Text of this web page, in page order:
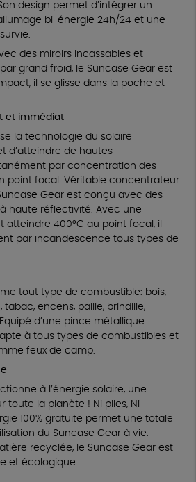
design permet d’intégrer un
bi-énergie 24h/24 et une
des miroirs incassables et
grand froid, le Suncase Gear est
il se glisse dans la poche et
et immédiat
la technologie du solaire
d’atteindre de hautes
par concentration des
point focal. Véritable concentrateur
Gear est conçu avec des
haute réflectivité. Avec une
400°C au point focal, il
par incandescence tous types de
tout type de combustible: bois,
encens, paille, brindille,
d’une pince métallique
à tous types de combustibles et
feux de camp.
à l’énergie solaire, une
toute la planète ! Ni piles, Ni
100% gratuite permet une totale
du Suncase Gear à vie.
recyclée, le Suncase Gear est
et écologique.